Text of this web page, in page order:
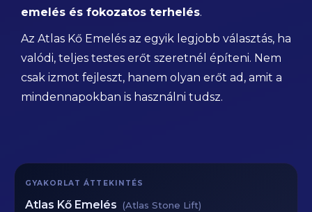
emelés és fokozatos terhelés.
Az Atlas Kő Emelés az egyik legjobb választás, ha
valódi, teljes testes erőt szeretnél építeni. Nem
csak izmot fejleszt, hanem olyan erőt ad, amit a
mindennapokban is használni tudsz.
GYAKORLAT ÁTTEKINTÉS
Atlas Kő Emelés (Atlas Stone Lift)